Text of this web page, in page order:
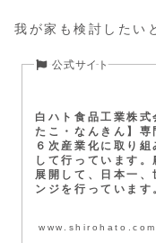
我が家も検討したい
白ハト食品工業株
たこ・なんきん】
６次産業化に取り
して行っています
展開して、日本一
ンジを行っています
www.shirohato.com